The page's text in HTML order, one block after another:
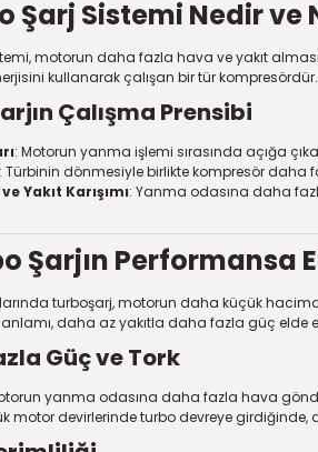
Şarj Sistemi Nedir ve
motorun daha fazla hava ve yakıt
kullanarak çalışan bir tür
Çalışma Prensibi
: Motorun yanma işlemi sırasında açığa
: Türbinin dönmesiyle birlikte kompresör daha
Yakıt Karışımı: Yanma odasına daha
Şarjın Performansa
turboşarj, motorun daha küçük
daha az yakıtla daha fazla güç elde
Güç ve Tork
yanma odasına daha fazla hava
motor devirlerinde turbo devreye girdiğinde,